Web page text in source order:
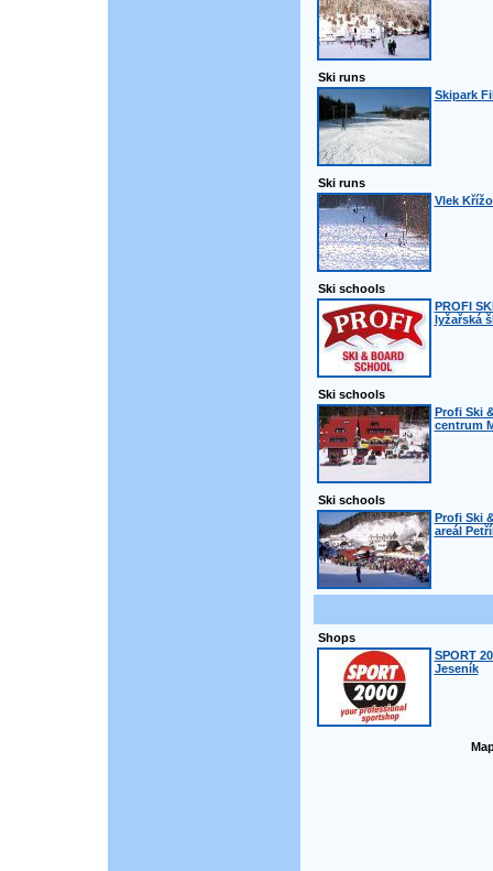
Ski runs
Skipark
Ski runs
Vlek
Ski schools
PROFI
lyžařská
Ski schools
Profi Ski
centrum
Ski schools
Profi Ski
areál
Shops
SPORT
Jeseník